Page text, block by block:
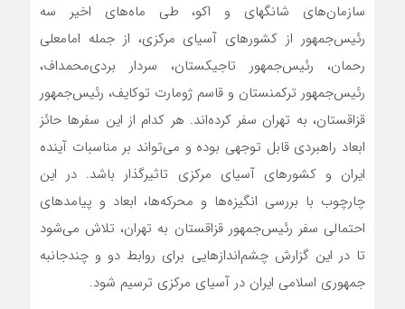
سازمان‌های شانگهای و اکو، طی ماه‌های اخیر سه
رئیس‌جمهور از کشورهای آسیای مرکزی، از جمله امامعلی
رحمان، رئیس‌جمهور تاجیکستان، سردار بردی‌محمداف،
رئیس‌جمهور ترکمنستان و قاسم ژومارت توکایف، رئیس‌جمهور
قزاقستان، به تهران سفر کرده‌اند. هر کدام از این سفرها حائز
ابعاد راهبردی قابل توجهی بوده و می‌تواند بر مناسبات آینده
ایران و کشورهای آسیای مرکزی تاثیرگذار باشد. در این
چارچوب با بررسی انگیزه‌ها و محرکه‌ها، ابعاد و پیامدهای
احتمالی سفر رئیس‌جمهور قزاقستان به تهران، تلاش می‌شود
تا در این گزارش چشم‌اندازهایی برای روابط دو و چندجانبه
جمهوری اسلامی ایران در آسیای مرکزی ترسیم شود.